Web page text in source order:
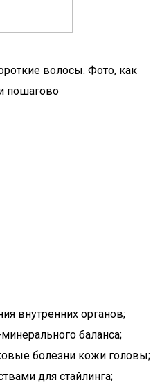
волосы. Фото, как
пошагово
внутренних органов;
баланса;
болезни кожи головы;
для стайлинга;